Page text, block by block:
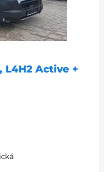
L4H2 Active +